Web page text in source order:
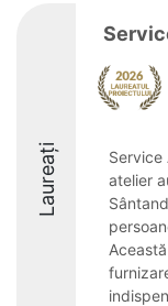
Laureați
Service
atelier